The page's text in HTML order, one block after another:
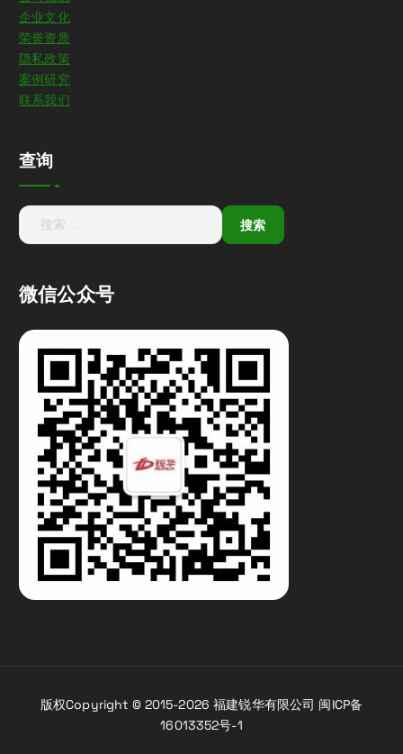
企业文化
荣誉资质
隐私政策
案例研究
联系我们
查询
微信公众号
版权Copyright © 2015-2026 福建锐华有限公司 闽ICP备
16013352号-1